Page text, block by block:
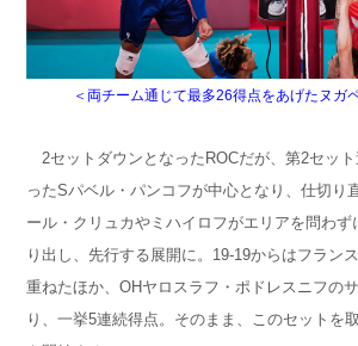
＜両チーム通じて最多26得点をあげたヌガ
2セットダウンとなったROCだが、第2セット
ったSパベル・パンコフが中心となり、仕切り
ール・クリュカやミハイロフがエリアを問わ
り出し、先行する展開に。19-19からはフラン
重ねたほか、OHヤロスラフ・ポドレスニフの
り、一挙5連続得点。そのまま、このセットを